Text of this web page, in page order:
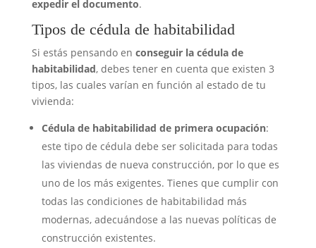
expedir el documento.
Tipos de cédula de habitabilidad
Si estás pensando en conseguir la cédula de
habitabilidad, debes tener en cuenta que existen 3
tipos, las cuales varían en función al estado de tu
vivienda:
Cédula de habitabilidad de primera ocupación:
este tipo de cédula debe ser solicitada para todas
las viviendas de nueva construcción, por lo que es
uno de los más exigentes. Tienes que cumplir con
todas las condiciones de habitabilidad más
modernas, adecuándose a las nuevas políticas de
construcción existentes.